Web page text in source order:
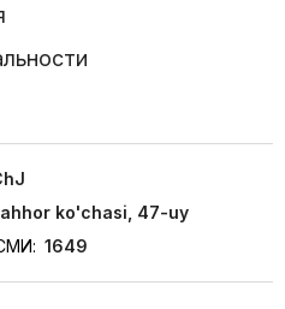
ko'chasi, 47-uy
1649